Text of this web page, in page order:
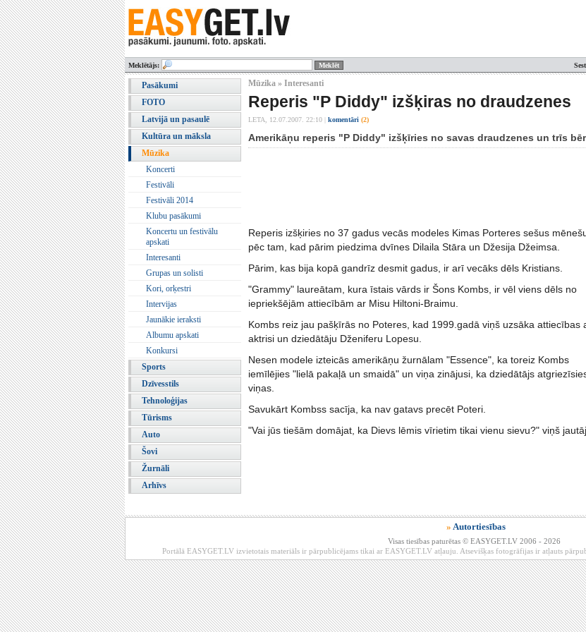
Meklētājs:
Pasākumi
FOTO
Latvijā un pasaulē
Kultūra un māksla
Mūzika
Koncerti
Festivāli
Festivāli 2014
Klubu pasākumi
Koncertu un festivālu
apskati
Interesanti
Grupas un solisti
Kori, orķestri
Intervijas
Jaunākie ieraksti
Albumu apskati
Konkursi
Sports
Dzīvesstils
Tehnoloģijas
Tūrisms
Auto
Šovi
Žurnāli
Arhīvs
Mūzika » Interesanti
Reperis "P Diddy" izšķiras no draudzenes
LETA, 12.07.2007. 22:10 komentāri (2)
Amerikāņu reperis "P Diddy" izšķīries no savas draudzenes un trīs
Reperis izšķiries no 37 gadus vecās modeles Kimas Porteres sešus
pēc tam, kad pārim piedzima dvīnes Dilaila Stāra un Džesija Džeimsa.
Pārim, kas bija kopā gandrīz desmit gadus, ir arī vecāks dēls Kristians.
"Grammy" laureātam, kura īstais vārds ir Šons Kombs, ir vēl viens dēls no
iepriekšējām attiecībām ar Misu Hiltoni-Braimu.
Kombs reiz jau pašķīrās no Poteres, kad 1999.gadā viņš uzsāka attiecības
aktrisi un dziedātāju Dženiferu Lopesu.
Nesen modele izteicās amerikāņu žurnālam "Essence", ka toreiz Kombs
iemīlējies "lielā pakaļā un smaidā" un viņa zinājusi, ka dziedātājs
viņas.
Savukārt Kombss sacīja, ka nav gatavs precēt Poteri.
"Vai jūs tiešām domājat, ka Dievs lēmis vīrietim tikai vienu sievu?" viņš
» Autortiesības
Visas tiesības paturētas © EASYGET.LV 2006 - 2026
Portālā EASYGET.LV izvietotais materiāls ir pārpublicējams tikai ar EASYGET.LV atļauju. Atsevišķas fotogrāfijas ir atļauts